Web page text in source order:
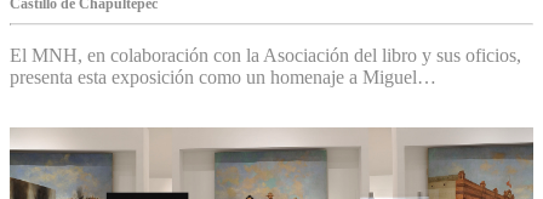
Castillo de Chapultepec
El MNH, en colaboración con la Asociación del libro y sus oficios,
presenta esta exposición como un homenaje a Miguel…